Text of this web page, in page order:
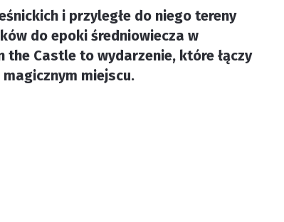
i przyległe do niego tereny
do epoki średniowiecza w
Castle to wydarzenie, które łączy
miejscu.